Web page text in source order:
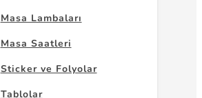
Masa Lambaları
Masa Saatleri
Sticker ve Folyolar
Tablolar